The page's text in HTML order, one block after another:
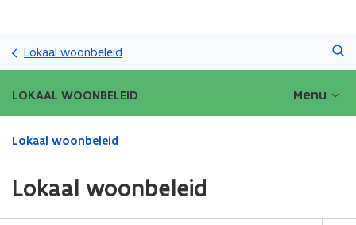
gaan
Lokaal woonbeleid
LOKAAL WOONBELEID Menu
Gedaan
Lokaal woonbeleid
Lokaal woonbeleid